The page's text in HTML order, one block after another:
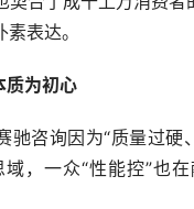
表达。
质为初心
驰咨询因为“质量过硬
，一众“性能控”也